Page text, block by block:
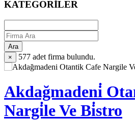
KATEGORİLER
Ara
×
577 adet firma bulundu.
Akdağmadeni̇
Nargi̇le Ve Bi̇stro